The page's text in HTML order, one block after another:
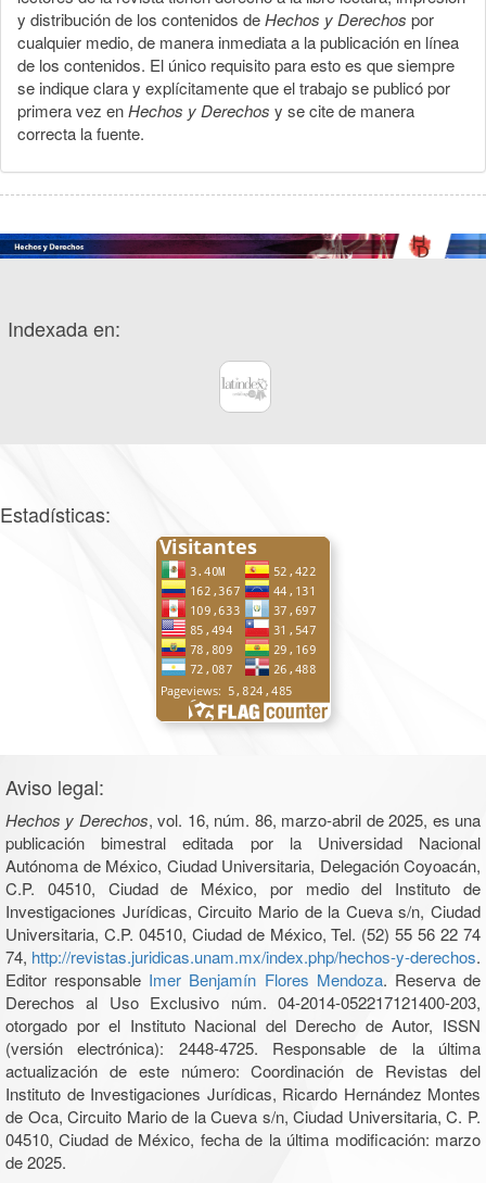
y distribución de los contenidos deHechos y Derechos por
cualquier medio, de manera inmediata a la publicación en línea
de los contenidos. El único requisito para esto es que siempre
se indique clara y explícitamente que el trabajo se publicó por
primera vez enHechos y Derechos y se cite de manera
correcta la fuente.
Indexada en:
Estadísticas:
Aviso legal:
Hechos y Derechos, vol. 16, núm. 86, marzo-abril de 2025, es una
publicación bimestral editada por la Universidad Nacional
Autónoma de México, Ciudad Universitaria, Delegación Coyoacán,
C.P. 04510, Ciudad de México, por medio del Instituto de
Investigaciones Jurídicas, Circuito Mario de la Cueva s/n, Ciudad
Universitaria, C.P. 04510, Ciudad de México, Tel. (52) 55 56 22 74
74, http://revistas.juridicas.unam.mx/index.php/hechos-y-derechos.
Editor responsable Imer Benjamín Flores Mendoza. Reserva de
Derechos al Uso Exclusivo núm. 04-2014-052217121400-203,
otorgado por el Instituto Nacional del Derecho de Autor, ISSN
(versión electrónica): 2448-4725. Responsable de la última
actualización de este número: Coordinación de Revistas del
Instituto de Investigaciones Jurídicas, Ricardo Hernández Montes
de Oca, Circuito Mario de la Cueva s/n, Ciudad Universitaria, C. P.
04510, Ciudad de México, fecha de la última modificación: marzo
de 2025.